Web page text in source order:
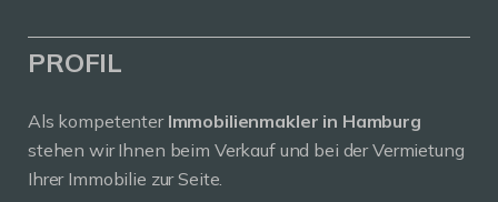
PROFIL
Als kompetenter Immobilienmakler in Hamburg
stehen wir Ihnen beim Verkauf und bei der Vermietung
Ihrer Immobilie zur Seite.